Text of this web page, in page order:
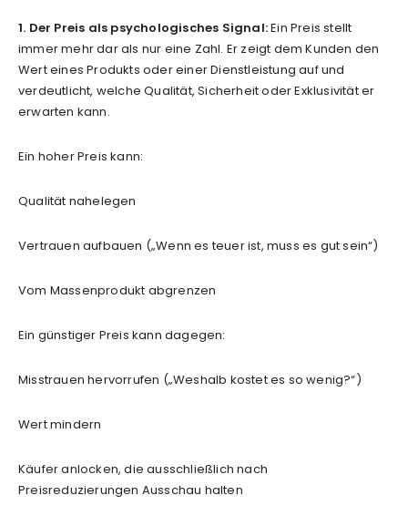
1. Der Preis als psychologisches Signal:Ein Preis stellt
immer mehr dar als nur eine Zahl. Er zeigt dem Kunden den
Wert eines Produkts oder einer Dienstleistung auf und
verdeutlicht, welche Qualität, Sicherheit oder Exklusivität er
erwarten kann.
Ein hoher Preis kann:
Qualität nahelegen
Vertrauen aufbauen („Wenn es teuer ist, muss es gut sein“)
Vom Massenprodukt abgrenzen
Ein günstiger Preis kann dagegen:
Misstrauen hervorrufen („Weshalb kostet es so wenig?“)
Wert mindern
Käufer anlocken, die ausschließlich nach
Preisreduzierungen Ausschau halten